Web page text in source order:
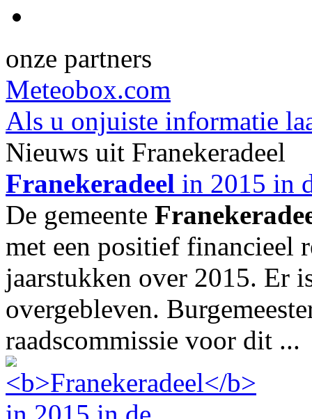
onze partners
Meteobox.com
Als u onjuiste informatie
Nieuws uit Franekeradeel
Franekeradeel in 2015 in
De gemeente
met een positief financieel
jaarstukken over 2015. Er
overgebleven.
raadscommissie voor dit ...